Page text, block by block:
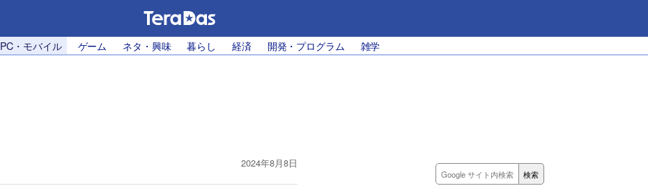
PC・モバイル ゲーム ネタ・興味 暮らし 経済 開発・プログラム 雑学
2024年8月8日